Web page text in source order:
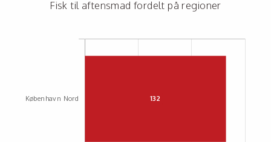
Fisk til aftensmad fordelt på regioner